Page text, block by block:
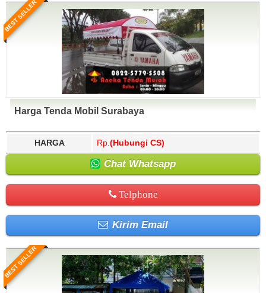
BEST SELLER
Harga Tenda Mobil Surabaya
HARGA Rp. (Hubungi CS)
Chat Whatsapp
Telphone
Kirim Email
BEST SELLER